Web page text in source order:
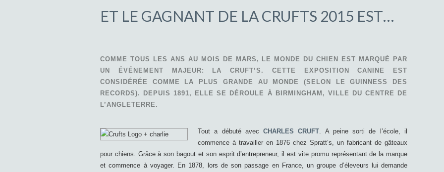
ET LE GAGNANT DE LA CRUFTS 2015 EST…
COMME TOUS LES ANS AU MOIS DE MARS, LE MONDE DU CHIEN EST MARQUÉ PAR
UN ÉVÉNEMENT MAJEUR: LA CRUFT’S. CETTE EXPOSITION CANINE EST
CONSIDÉRÉE COMME LA PLUS GRANDE AU MONDE (SELON LE GUINNESS DES
RECORDS). DEPUIS 1891, ELLE SE DÉROULE À BIRMINGHAM, VILLE DU CENTRE DE
L’ANGLETERRE.
Tout a débuté avecCHARLES CRUFT
A peine sorti de l’école, il
commence à travailler en 1876 chez Spratt’s, un fabricant de gâteaux
pour chiens. Grâce à son bagout et son esprit d’entrepreneur, il est vite promu représentant de la marque
et commence à voyager. En 1878, lors de son passage en France, un groupe d’éleveurs lui demande